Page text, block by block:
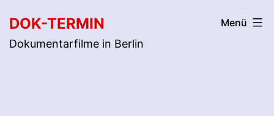
Inhalt
springen
DOK-TERMIN
Dokumentarfilme in Berlin
Menü